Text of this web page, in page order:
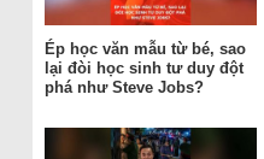
Ép học văn mẫu từ bé, sao
lại đòi học sinh tư duy đột
phá như Steve Jobs?